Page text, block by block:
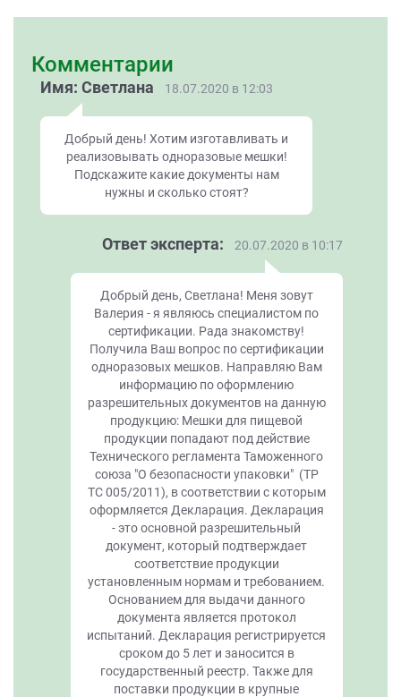
Комментарии
Имя: Светлана 18.07.2020 в 12:03
Добрый день! Хотим изготавливать и
реализовывать одноразовые мешки!
Подскажите какие документы нам
нужны и сколько стоят?
Ответ эксперта: 20.07.2020 в 10:17
Добрый день, Светлана! Меня зовут
Валерия - я являюсь специалистом по
сертификации. Рада знакомству!
Получила Ваш вопрос по сертификации
одноразовых мешков. Направляю Вам
информацию по оформлению
разрешительных документов на данную
продукцию: Мешки для пищевой
продукции попадают под действие
Технического регламента Таможенного
союза "О безопасности упаковки" (ТР
ТС 005/2011), в соответствии с которым
оформляется Декларация. Декларация
- это основной разрешительный
документ, который подтверждает
соответствие продукции
установленным нормам и требованием.
Основанием для выдачи данного
документа является протокол
испытаний. Декларация регистрируется
сроком до 5 лет и заносится в
государственный реестр. Также для
поставки продукции в крупные